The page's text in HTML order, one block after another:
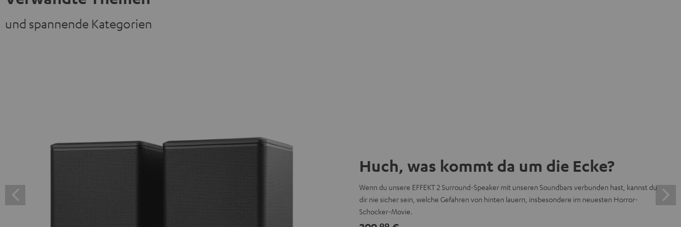
und spannende Kategorien
Huch, was kommt da um die Ecke?
Wenn du unsere EFFEKT 2 Surround-Speaker mit unseren Soundbars verbunden hast, kannst du
dir nie sicher sein, welche Gefahren von hinten lauern, insbesondere im neuesten Horror-
Schocker-Movie.